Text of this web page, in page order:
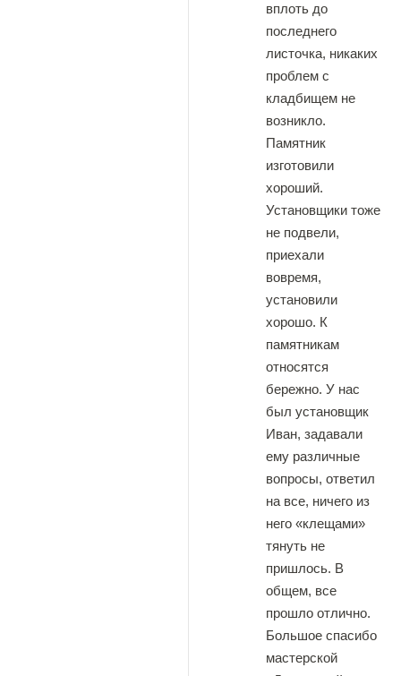
вплоть до
последнего
листочка, никаких
проблем с
кладбищем не
возникло.
Памятник
изготовили
хороший.
Установщики тоже
не подвели,
приехали
вовремя,
установили
хорошо. К
памятникам
относятся
бережно. У нас
был установщик
Иван, задавали
ему различные
вопросы, ответил
на все, ничего из
него «клещами»
тянуть не
пришлось. В
общем, все
прошло отлично.
Большое спасибо
мастерской